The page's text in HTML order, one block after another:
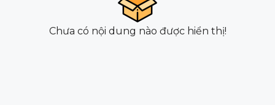
Chưa có nội dung nào được hiển thị!